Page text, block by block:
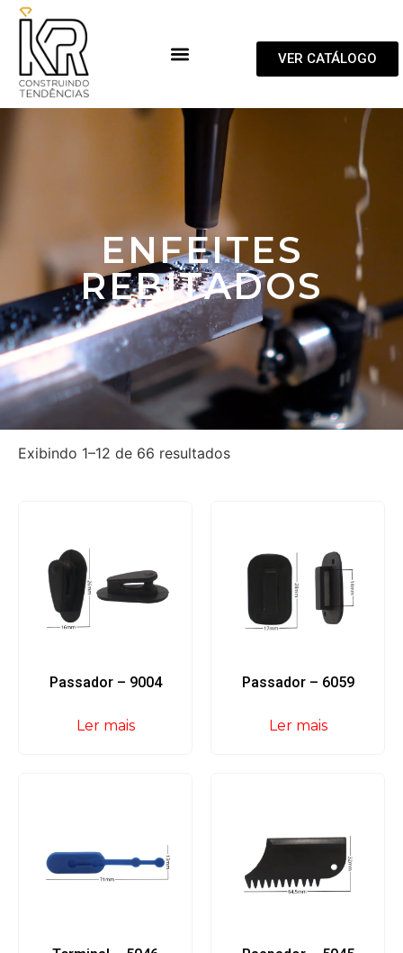
VER CATÁLOGO
ENFEITES
REBITADOS
Exibindo 1–12 de 66 resultados
Passador – 9004
Ler mais
Passador – 6059
Ler mais